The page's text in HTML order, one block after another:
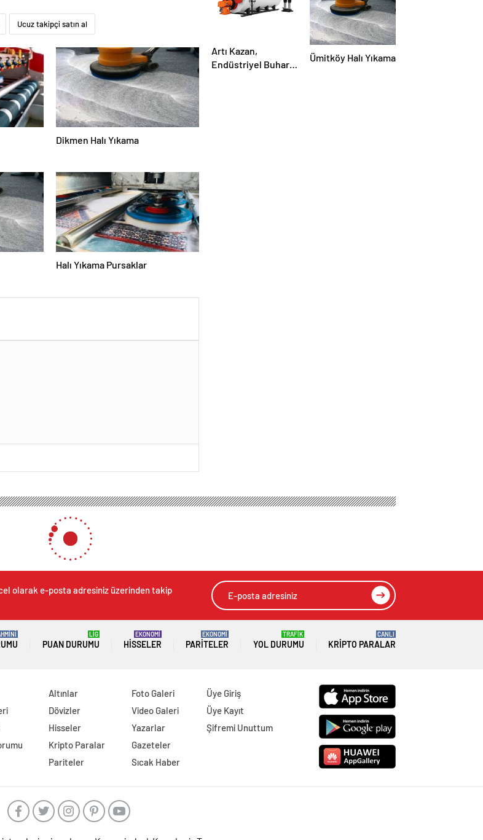
Ucuz takipçi satın al
Dikmen Halı Yıkama
Halı Yıkama Pursaklar
Artı Kazan,
Endüstriyel Buhar
Ümitköy Halı Yıkama
olarak e-posta adresiniz üzerinden takip
PUAN DURUMU
LİG
HISSELER
EKONOMİ
PARITELER
EKONOMİ
YOL DURUMU
TRAFİK
KRIPTO PARALAR
CANLI
Altınlar
Dövizler
Hisseler
Kripto Paralar
Pariteler
Foto Galeri
Video Galeri
Yazarlar
Gazeteler
Sıcak Haber
Üye Giriş
Üye Kayıt
Şifremi Unuttum